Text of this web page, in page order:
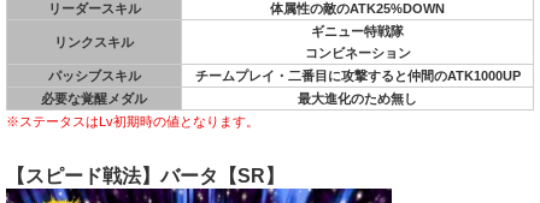
リーダースキル
体属性の敵のATK25%DOWN
リンクスキル
ギニュー特戦隊
コンビネーション
パッシブスキル
チームプレイ・二番目に攻撃すると仲間のATK1000UP
必要な覚醒メダル
最大進化のため無し
※ステータスはLv初期時の値となります。
【スピード戦法】バータ【SR】